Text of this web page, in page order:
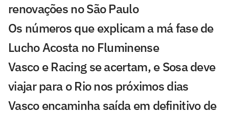
renovações no São Paulo
Os números que explicam a má fase de
Lucho Acosta no Fluminense
Vasco e Racing se acertam, e Sosa deve
viajar para o Rio nos próximos dias
Vasco encaminha saída em definitivo de